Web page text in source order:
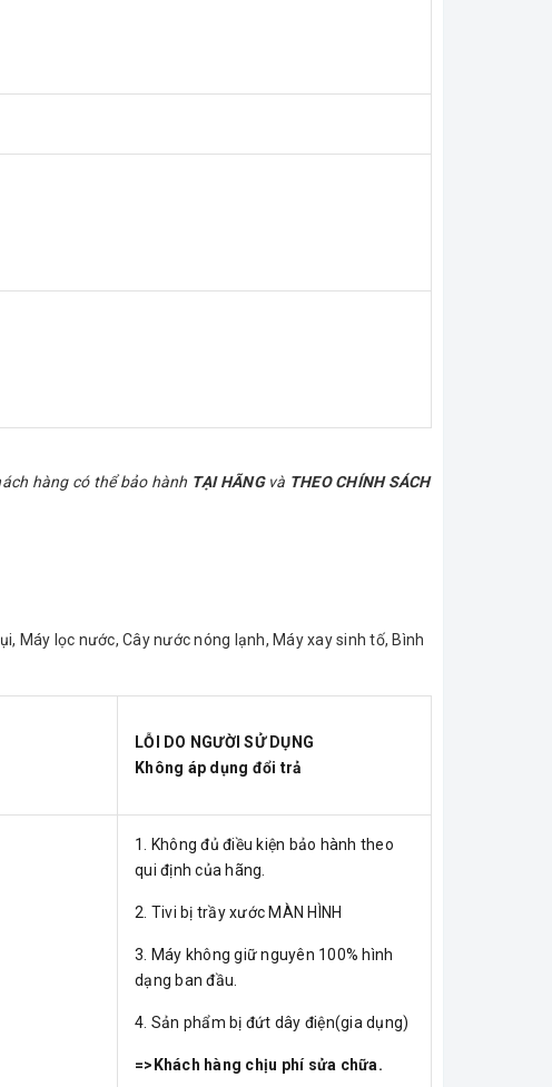
hàng có thể bảo hành TẠI HÃNG và THEO CHÍNH SÁCH
Máy lọc nước, Cây nước nóng lạnh, Máy xay sinh tố, Bình
LỖI DO NGƯỜI SỬ DỤNG
Không áp dụng đổi trả
1. Không đủ điều kiện bảo hành theo
qui định của hãng.
2. Tivi bị trầy xước MÀN HÌNH
3. Máy không giữ nguyên 100% hình
dạng ban đầu.
4. Sản phẩm bị đứt dây điện(gia dụng)
=>Khách hàng chịu phí sửa chữa.